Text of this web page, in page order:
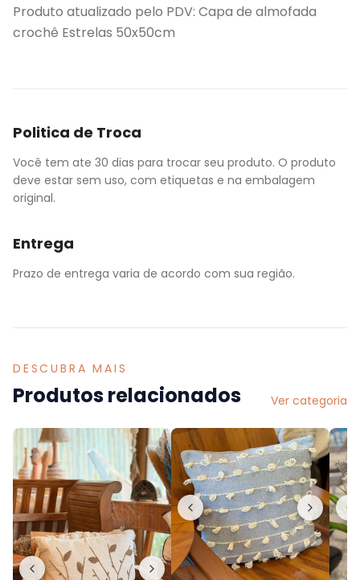
Produto atualizado pelo PDV: Capa de almofada
crochê Estrelas 50x50cm
Politica de Troca
Você tem ate 30 dias para trocar seu produto. O produto
deve estar sem uso, com etiquetas e na embalagem
original.
Entrega
Prazo de entrega varia de acordo com sua região.
DESCUBRA MAIS
Produtos relacionados Ver categoria